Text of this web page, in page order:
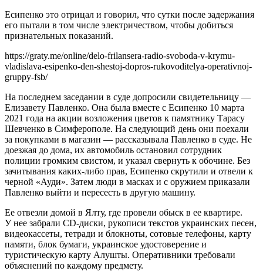
Есипенко это отрицал и говорил, что сутки после задержания
его пытали в том числе электричеством, чтобы добиться
признательных показаний.
https://graty.me/online/delo-frilansera-radio-svoboda-v-krymu-
vladislava-esipenko-den-shestoj-dopros-rukovoditelya-operativnoj-
gruppy-fsb/
На последнем заседании в суде допросили свидетельницу —
Елизавету Павленко. Она была вместе с Есипенко 10 марта
2021 года на акции возложения цветов к памятнику Тарасу
Шевченко в Симферополе. На следующий день они поехали
за покупками в магазин — рассказывала Павленко в суде. Не
доезжая до дома, их автомобиль остановил сотрудник
полиции громким свистом, и указал свернуть к обочине. Без
зачитывания каких-либо прав, Есипенко скрутили и отвели к
черной «Ауди». Затем люди в масках и с оружием приказали
Павленко выйти и пересесть в другую машину.
Ее отвезли домой в Ялту, где провели обыск в ее квартире.
У нее забрали CD-диски, рукописи текстов украинских песен,
видеокассеты, тетради и блокноты, сотовые телефоны, карту
памяти, блок бумаги, украинское удостоверение и
туристическую карту Алушты. Оперативники требовали
объяснений по каждому предмету.